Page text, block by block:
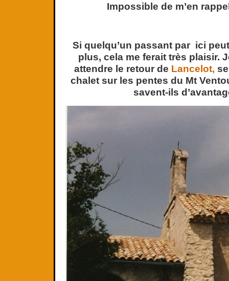
Impossible de m’en
Si quelqu’un passant par ici
plus, cela me ferait très plaisir.
attendre le retour de Lancelot,
chalet sur les pentes du Mt
savent-ils